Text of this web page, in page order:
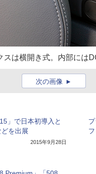
スは横開き式。内部には
次の画像
」で日本初導入と
を出展
2015年9月28日